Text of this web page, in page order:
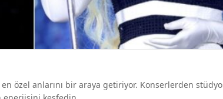
en özel anlarını bir araya getiriyor. Konserlerden stüdyo